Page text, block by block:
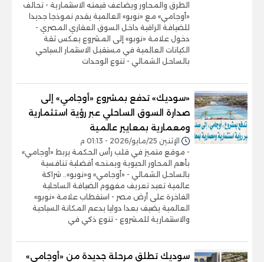
الطرق والمحاور ويضاعف قيمته الاستثمارية - تحالف
«أوجامي» مع «نوبو» العالمية يقدم نموذجا جديدا
للضيافة الراقية داخل السوق العقاري المصري -
دخول علامة «نوبو» إلى المشروع يعكس ثقة
الكيانات العالمية في مستقبل الاستثمار السياحي
بالساحل الشمالي - تنوع الوحدات
«سوديك» تدفع بمشروع «أوجامي» إلى
صدارة السوق الساحلي عبر رؤية استثمارية
ومعمارية بمعايير عالمية
الإثنين 25/مايو/2026 - 01:13 م
- موقع متميز في قلب رأس الحكمة يربط «أوجامي»
بأهم المحاور الحيوية ويمنحه أفضلية تنافسية
بالساحل الشمالي - «أوجامي» و«نوبو».. شراكة
عالمية تعيد تعريف مفهوم الضيافة الساحلية
الفاخرة على أرض مصر - استقطاب علامة «نوبو»
العالمية يضيف بعدا دوليا يدعم المكانة السياحية
والاستثمارية للمشروع - تنوع ذكي في
سوديك تطلق مرحلة جديدة من «أوجامي»